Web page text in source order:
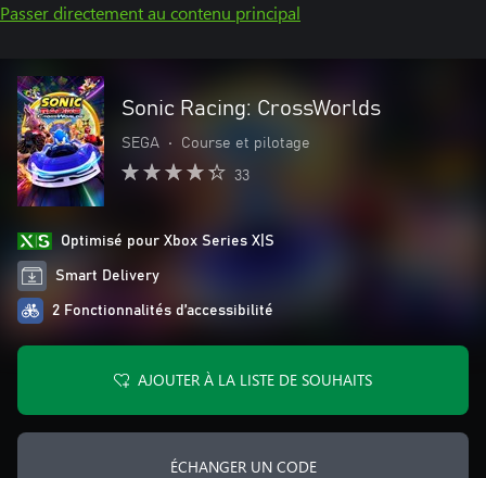
Passer directement au contenu principal
Sonic Racing: CrossWorlds
SEGA • Course et pilotage
33
Optimisé pour Xbox Series X|S
Smart Delivery
2 Fonctionnalités d’accessibilité
AJOUTER À LA LISTE DE SOUHAITS
ÉCHANGER UN CODE